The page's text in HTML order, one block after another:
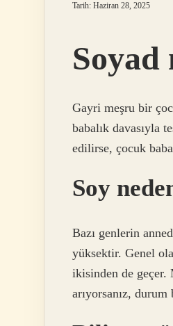
Tarih: Haziran 28, 2025
Soyad
Gayri meşru bir
babalık davasıyla
edilirse, çocuk
Soy
Bazı genlerin
yüksektir. Genel
ikisinden de geçer.
arıyorsanız,